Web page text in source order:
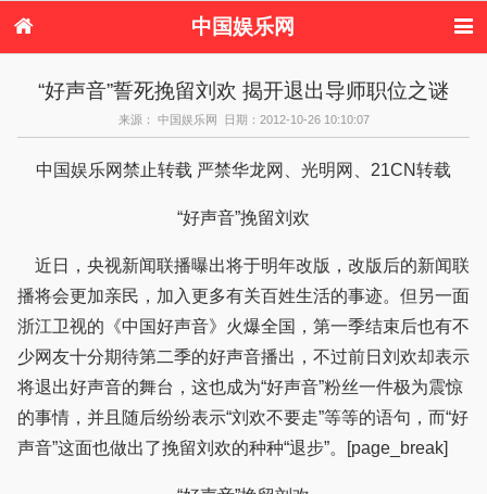
中国娱乐网
港台娱乐
日本娱乐 韩国娱乐
欧美娱乐
音乐新闻 影视新闻
港台明星八卦
日本韩国明星
八卦
欧美明星八卦
“好声音”誓死挽留刘欢 揭开退出导师职位之谜
来源： 中国娱乐网 日期：2012-10-26 10:10:07
中国娱乐网禁止转载 严禁华龙网、光明网、21CN转载
“好声音”挽留刘欢
近日，央视新闻联播曝出将于明年改版，改版后的新闻联
播将会更加亲民，加入更多有关百姓生活的事迹。但另一面
浙江卫视的《中国好声音》火爆全国，第一季结束后也有不
少网友十分期待第二季的好声音播出，不过前日刘欢却表示
将退出好声音的舞台，这也成为“好声音”粉丝一件极为震惊
的事情，并且随后纷纷表示“刘欢不要走”等等的语句，而“好
声音”这面也做出了挽留刘欢的种种“退步”。[page_break]